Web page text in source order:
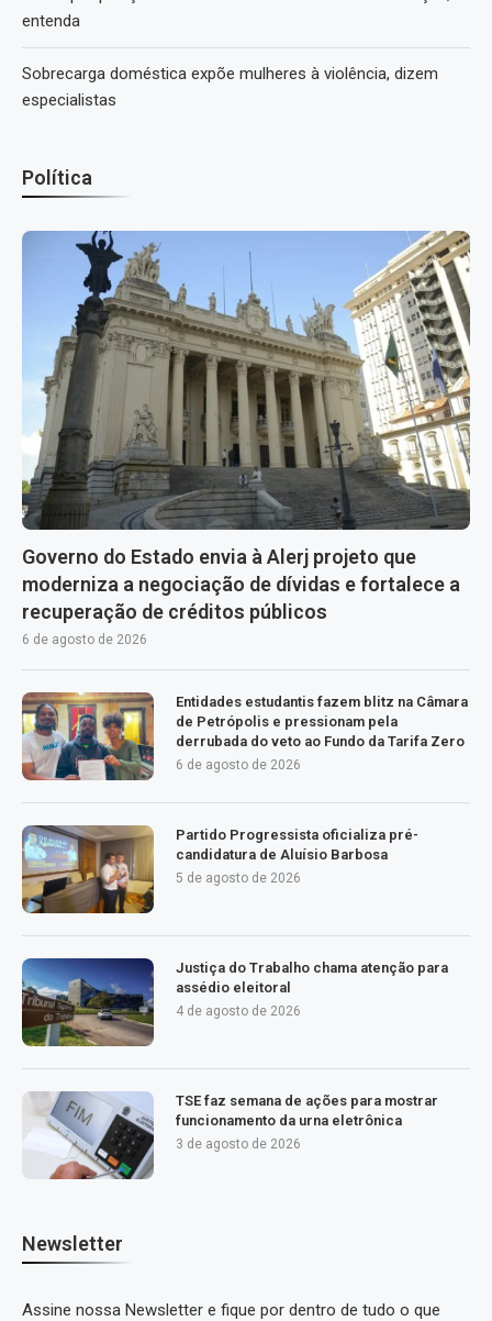
entenda
Sobrecarga doméstica expõe mulheres à violência, dizem
especialistas
Política
Governo do Estado envia à Alerj projeto que
moderniza a negociação de dívidas e fortalece a
recuperação de créditos públicos
6 de agosto de 2026
Entidades estudantis fazem blitz na Câmara
de Petrópolis e pressionam pela
derrubada do veto ao Fundo da Tarifa Zero
6 de agosto de 2026
Partido Progressista oficializa pré-
candidatura de Aluísio Barbosa
5 de agosto de 2026
Justiça do Trabalho chama atenção para
assédio eleitoral
4 de agosto de 2026
TSE faz semana de ações para mostrar
funcionamento da urna eletrônica
3 de agosto de 2026
Newsletter
Assine nossa Newsletter e fique por dentro de tudo o que